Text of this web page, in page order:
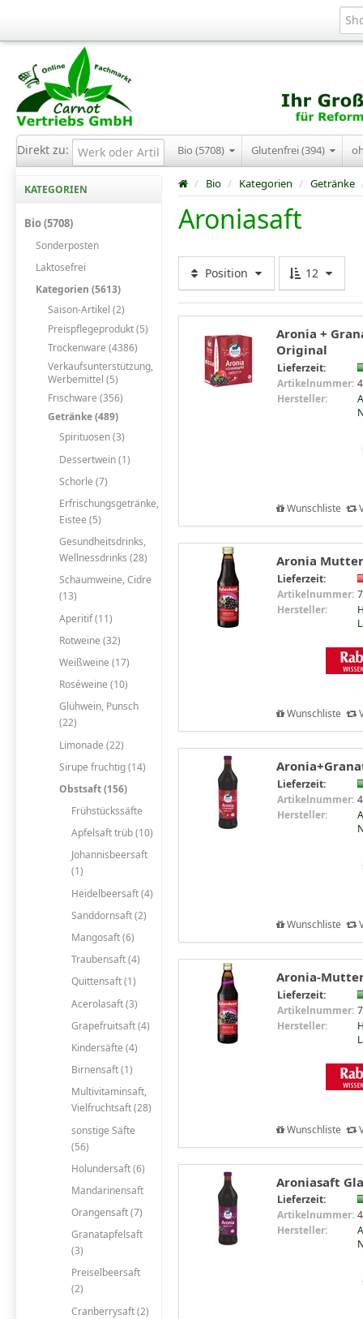
Direkt zu: Bio (5708) Glutenfrei (394)
KATEGORIEN
Bio (5708)
Sonderposten
Laktosefrei
Kategorien (5613)
Saison-Artikel (2)
Preispflegeprodukt (5)
Trockenware (4386)
Verkaufsunterstützung,
Werbemittel (5)
Frischware (356)
Getränke (489)
Spirituosen (3)
Dessertwein (1)
Schorle (7)
Erfrischungsgetränke,
Eistee (5)
Gesundheitsdrinks,
Wellnessdrinks (28)
Schaumweine, Cidre
(13)
Aperitif (11)
Rotweine (32)
Weißweine (17)
Roséweine (10)
Glühwein, Punsch
(22)
Limonade (22)
Sirupe fruchtig (14)
Obstsaft (156)
Frühstückssäfte
Apfelsaft trüb (10)
Johannisbeersaft
(1)
Heidelbeersaft (4)
Sanddornsaft (2)
Mangosaft (6)
Traubensaft (4)
Quittensaft (1)
Acerolasaft (3)
Grapefruitsaft (4)
Kindersäfte (4)
Birnensaft (1)
Multivitaminsaft,
Vielfruchtsaft (28)
sonstige Säfte
(56)
Holundersaft (6)
Mandarinensaft
Orangensaft (7)
Granatapfelsaft
(3)
Preiselbeersaft
(2)
Cranberrysaft (2)
/ Bio / Kategorien / Getränke
Aroniasaft
Position 12
Aronia +
Original
Lieferzeit:
Artikelnummer:
Hersteller:
Wunschliste
Aronia
Lieferzeit:
Artikelnummer:
Hersteller:
Wunschliste
Lieferzeit:
Artikelnummer:
Hersteller:
Wunschliste
Aronia-
Lieferzeit:
Artikelnummer:
Hersteller:
Wunschliste
Aroniasaft
Lieferzeit:
Artikelnummer:
Hersteller: